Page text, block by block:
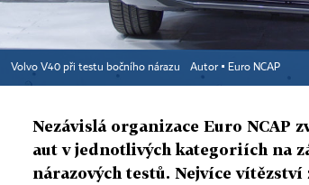
Volvo V40 při testu bočního nárazu Autor ▪ Euro NCAP
Nezávislá organizace Euro NCAP
aut v jednotlivých kategoriích na
nárazových testů. Nejvíce